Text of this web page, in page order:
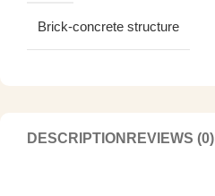
Brick-concrete structure
DESCRIPTION REVIEWS (0)